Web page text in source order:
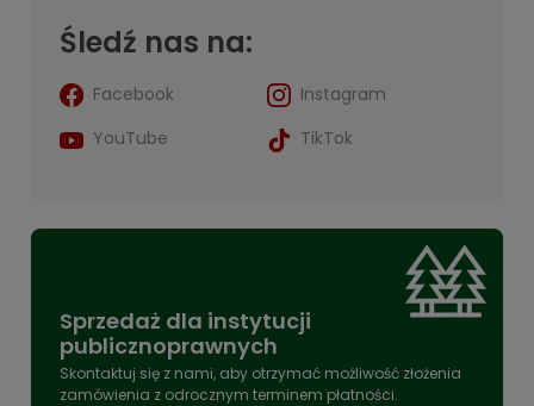
Śledź nas na:
Facebook
Instagram
YouTube
TikTok
Sprzedaż dla instytucji
publicznoprawnych
Skontaktuj się z nami, aby otrzymać możliwość złożenia
zamówienia z odrocznym terminem płatności.